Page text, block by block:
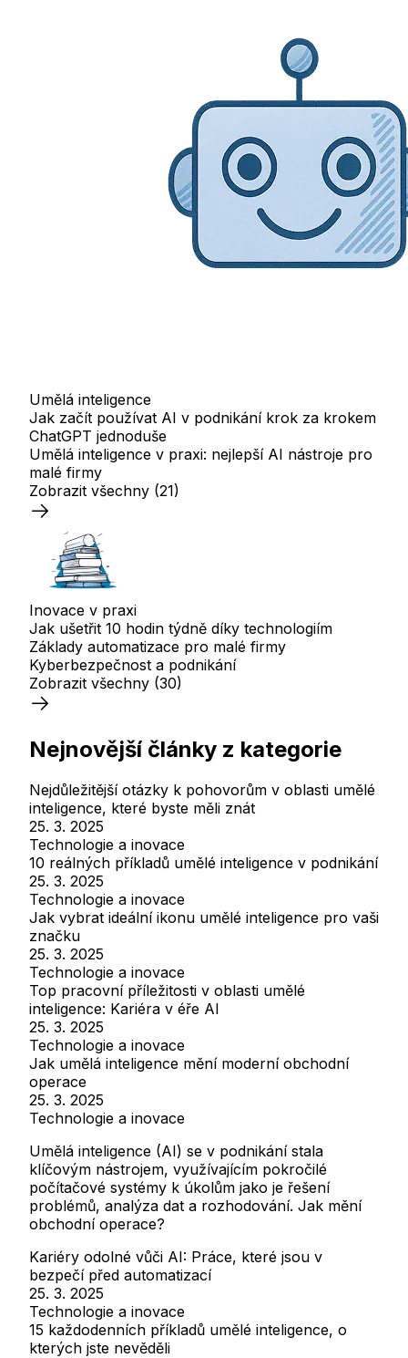
Umělá inteligence
Jak začít používat AI v podnikání krok za krokem
ChatGPT jednoduše
Umělá inteligence v praxi: nejlepší AI nástroje pro
malé firmy
Zobrazit všechny (21)
Inovace v praxi
Jak ušetřit 10 hodin týdně díky technologiím
Základy automatizace pro malé firmy
Kyberbezpečnost a podnikání
Zobrazit všechny (30)
Nejnovější články z kategorie
Nejdůležitější otázky k pohovorům v oblasti umělé
inteligence, které byste měli znát
25. 3. 2025
Technologie a inovace
10 reálných příkladů umělé inteligence v podnikání
25. 3. 2025
Technologie a inovace
Jak vybrat ideální ikonu umělé inteligence pro vaši
značku
25. 3. 2025
Technologie a inovace
Top pracovní příležitosti v oblasti umělé
inteligence: Kariéra v éře AI
25. 3. 2025
Technologie a inovace
Jak umělá inteligence mění moderní obchodní
operace
25. 3. 2025
Technologie a inovace
Umělá inteligence (AI) se v podnikání stala
klíčovým nástrojem, využívajícím pokročilé
počítačové systémy k úkolům jako je řešení
problémů, analýza dat a rozhodování. Jak mění
obchodní operace?
Kariéry odolné vůči AI: Práce, které jsou v
bezpečí před automatizací
25. 3. 2025
Technologie a inovace
15 každodenních příkladů umělé inteligence, o
kterých jste nevěděli